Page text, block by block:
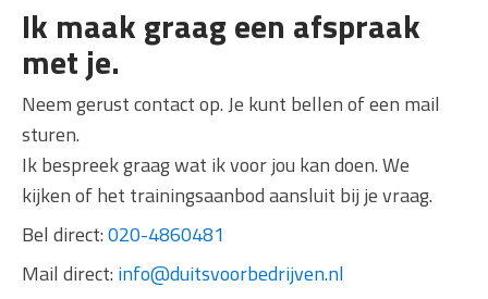
Ik maak graag een afspraak
met je.
Neem gerust contact op. Je kunt bellen of een mail
sturen.
Ik bespreek graag wat ik voor jou kan doen. We
kijken of het trainingsaanbod aansluit bij je vraag.
Bel direct:020-4860481
Mail direct: info@duitsvoorbedrijven.nl